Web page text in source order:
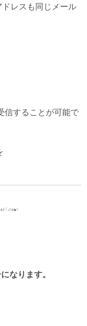
レスも同じメール
信することが可能で
なります。